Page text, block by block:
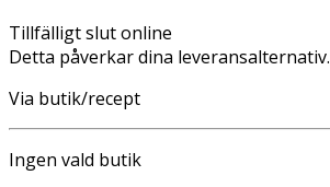
Tillfälligt slut online
Detta påverkar dina leveransalternativ.
Via butik/recept
Ingen vald butik